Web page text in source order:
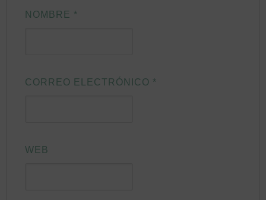
NOMBRE *
CORREO ELECTRÓNICO *
WEB